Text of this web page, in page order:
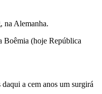
na Alemanha.
Boêmia (hoje República
a cem anos um surgirá